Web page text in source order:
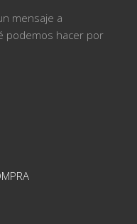
mensaje a
podemos hacer por